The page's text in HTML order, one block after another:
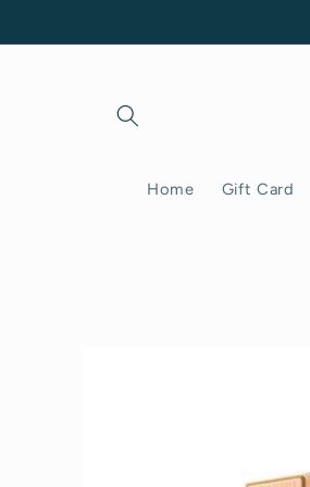
ai contenuti
Home Gift Card